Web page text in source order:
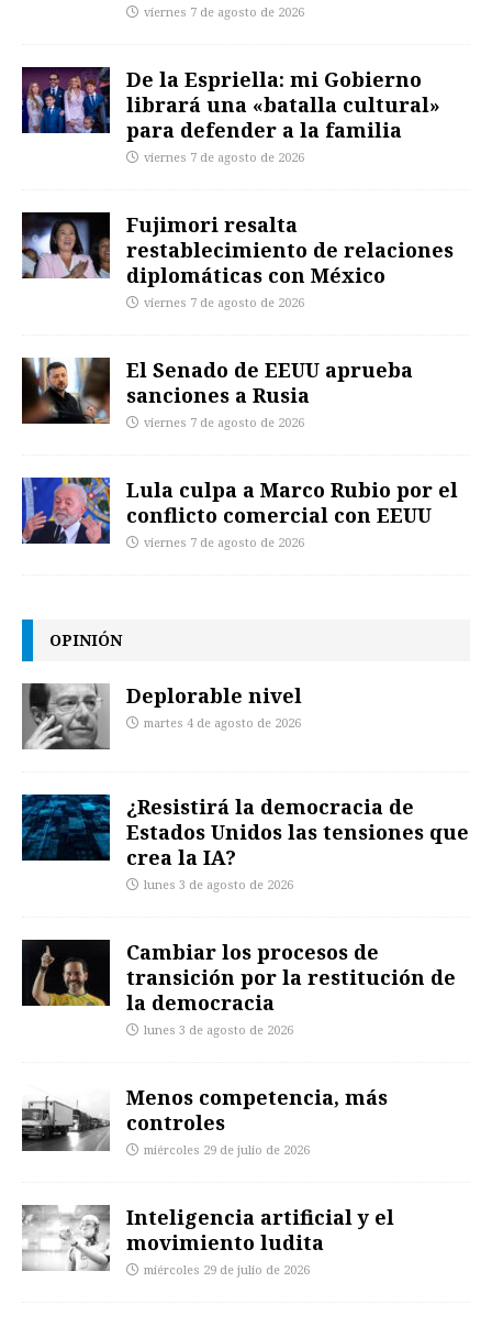
viernes 7 de agosto de 2026
De la Espriella: mi Gobierno
librará una «batalla cultural»
para defender a la familia
viernes 7 de agosto de 2026
Fujimori resalta
restablecimiento de relaciones
diplomáticas con México
viernes 7 de agosto de 2026
El Senado de EEUU aprueba
sanciones a Rusia
viernes 7 de agosto de 2026
Lula culpa a Marco Rubio por el
conflicto comercial con EEUU
viernes 7 de agosto de 2026
OPINIÓN
Deplorable nivel
martes 4 de agosto de 2026
¿Resistirá la democracia de
Estados Unidos las tensiones que
crea la IA?
lunes 3 de agosto de 2026
Cambiar los procesos de
transición por la restitución de
la democracia
lunes 3 de agosto de 2026
Menos competencia, más
controles
miércoles 29 de julio de 2026
Inteligencia artificial y el
movimiento ludita
miércoles 29 de julio de 2026